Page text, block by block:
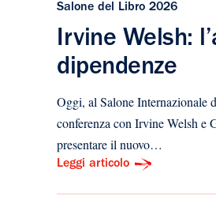
Salone del Libro 2026
Irvine Welsh:
dipendenze
Oggi, al Salone Internazionale
conferenza con Irvine Welsh e
presentare il nuovo…
Leggi articolo